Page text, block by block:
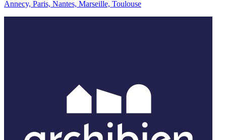
Annecy, Paris, Nantes, Marseille, Toulouse